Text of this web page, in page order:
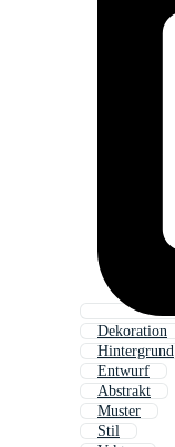
Dekoration
Hintergrund
Entwurf
Abstrakt
Muster
Stil